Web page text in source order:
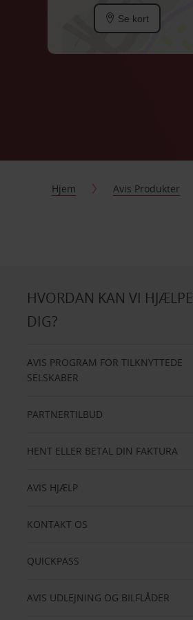
Se kort
Hjem Avis Produkter
HVORDAN KAN VI HJÆLPE
DIG?
AVIS PROGRAM FOR TILKNYTTEDE
SELSKABER
PARTNERTILBUD
HENT ELLER BETAL DIN FAKTURA
AVIS HJÆLP
KONTAKT OS
QUICKPASS
AVIS UDLEJNING OG BILFLÅDER